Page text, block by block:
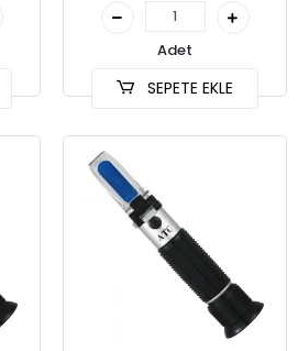
Adet
SEPETE EKLE